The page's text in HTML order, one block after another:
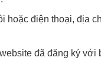
hoặc điện thoại, địa
đã đăng ký